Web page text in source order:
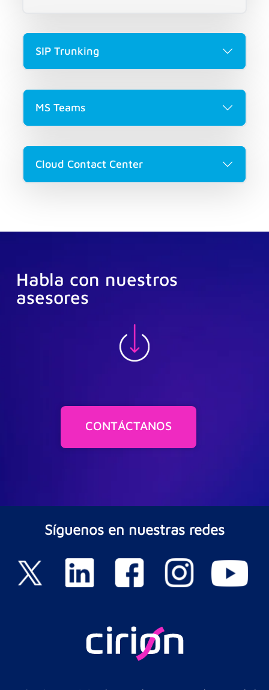
SIP Trunking
MS Teams
Cloud Contact Center
Habla con nuestros
asesores
CONTÁCTANOS
Síguenos en nuestras redes